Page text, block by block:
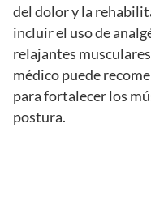
del dolor y la
incluir el uso de
relajantes
médico puede
para fortalecer los
postura.